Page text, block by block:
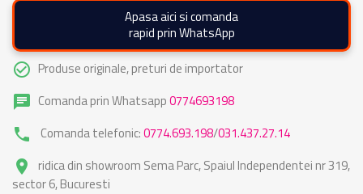
Apasa aici si comanda
rapid prin WhatsApp
check_circle_outline Produse originale, preturi de importator
chat Comanda prin Whatsapp0774693198
phone Comanda telefonic:0774.693.198/031.437.27.14
place
ridica din showroom Sema Parc, Spaiul Independentei nr 319,
sector 6, Bucuresti